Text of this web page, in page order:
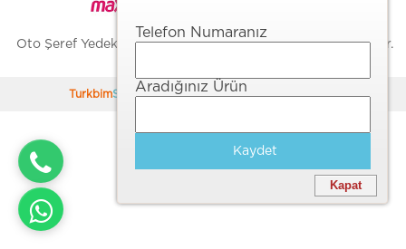
Oto Şeref Yedek Parça ve Plastik İmalatı - Her Hakkı Saklıdır.
TurkbimSoft E-TicaretSistemleriyle Hazırlanmıştır.
Telefon Numaranız
Aradığınız Ürün
Kaydet
Kapat